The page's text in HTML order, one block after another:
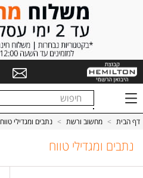
דף הבית > מחשוב ורשת > נתבים ומגדילי טווח
נתבים ומגדילי טווח